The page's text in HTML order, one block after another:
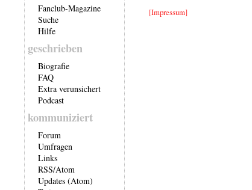
Fanclub-Magazine
Suche
Hilfe
geschrieben
Biografie
FAQ
Extra verunsichert
Podcast
kommuniziert
Forum
Umfragen
Links
RSS/Atom
Updates (Atom)
[Impressum]